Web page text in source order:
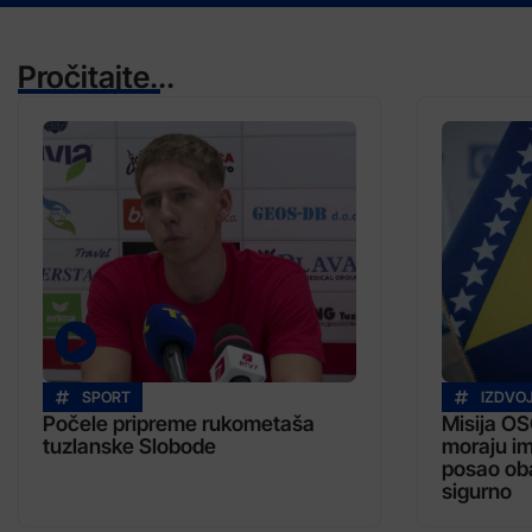
Pročitajte...
SPORT
Počele pripreme rukometaša
tuzlanske Slobode
Misija
moraju
posao
sigurno